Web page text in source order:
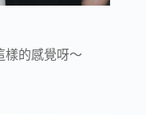
樣的感覺呀～